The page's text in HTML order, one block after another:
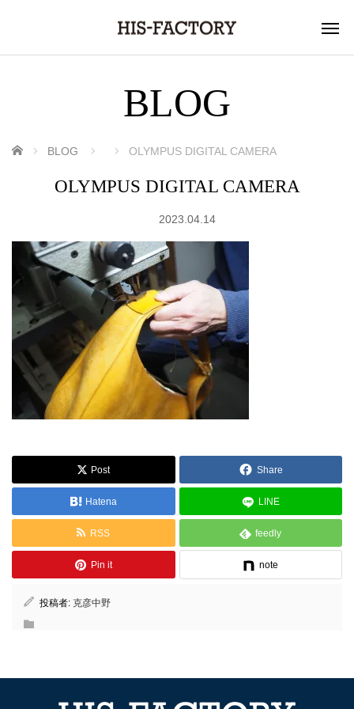
BLOG
ホーム BLOG OLYMPUS DIGITAL CAMERA
OLYMPUS DIGITAL CAMERA
2023.04.14
Post Share
Hatena LINE
RSS feedly
Pin it note
投稿者: 克彦中野